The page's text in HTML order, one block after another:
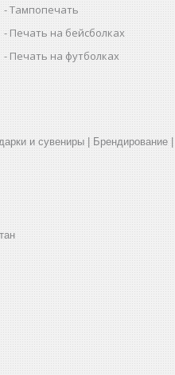
Тампопечать
Печать на бейсболках
Печать на футболках
и сувениры | Брендирование